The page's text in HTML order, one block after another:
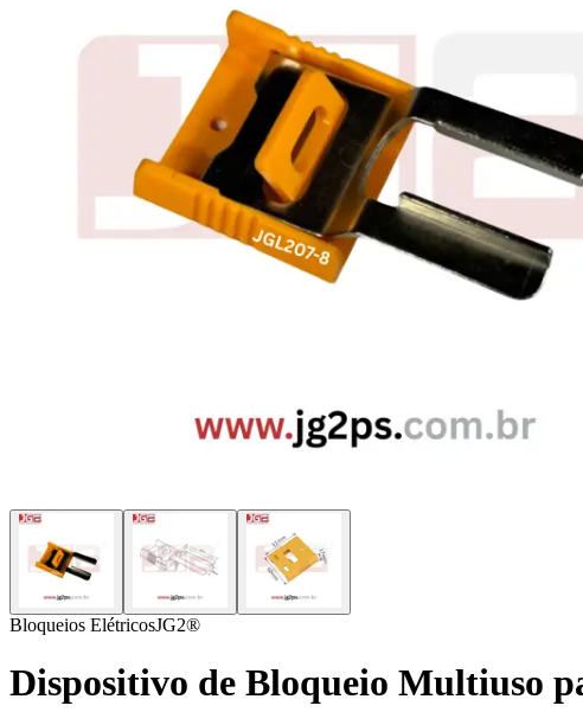
Bloqueios ElétricosJG2®
Dispositivo de Bloqueio Multiuso